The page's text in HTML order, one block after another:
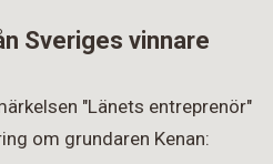
Sveriges vinnare
"Länets entreprenör"
om grundaren Kenan: